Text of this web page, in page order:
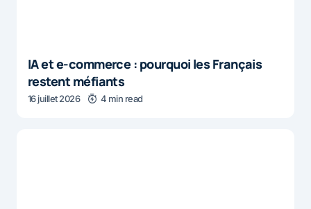
IA et e-commerce : pourquoi les Français
restent méfiants
16 juillet 2026 4 min read